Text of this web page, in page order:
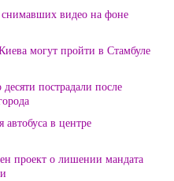
видео на фоне
могут пройти в Стамбуле
пострадали после
в центре
проект о лишении мандата